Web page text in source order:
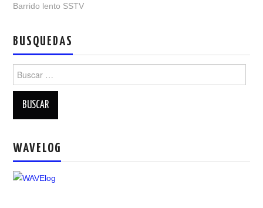
SOLICITUD DE INGRESO
SOTA Y POTA
W5WIN
WAVELOG
CRECJ
Barrido lento SSTV
BUSQUEDAS
WAVELOG